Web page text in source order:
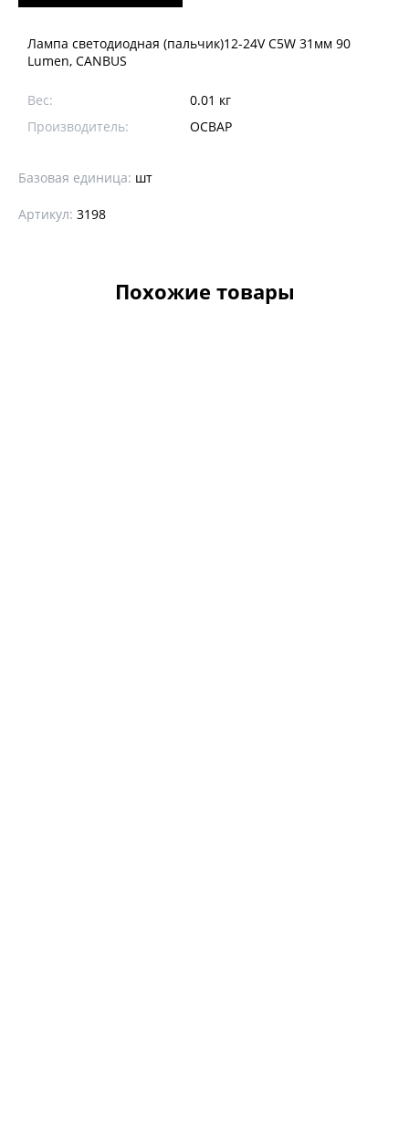
Лампа светодиодная (пальчик)12-24V C5W 31мм 90
Lumen, CANBUS
Вес:
0.01 кг
Производитель:
ОСВАР
Базовая единица: шт
Артикул: 3198
Похожие товары